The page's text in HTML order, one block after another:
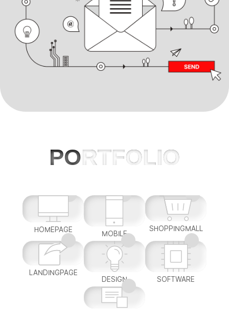
PORTFOLIO
HOMEPAGE MOBILE
SHOPPINGMALL
LANDINGPAGE
DESIGN
SOFTWARE